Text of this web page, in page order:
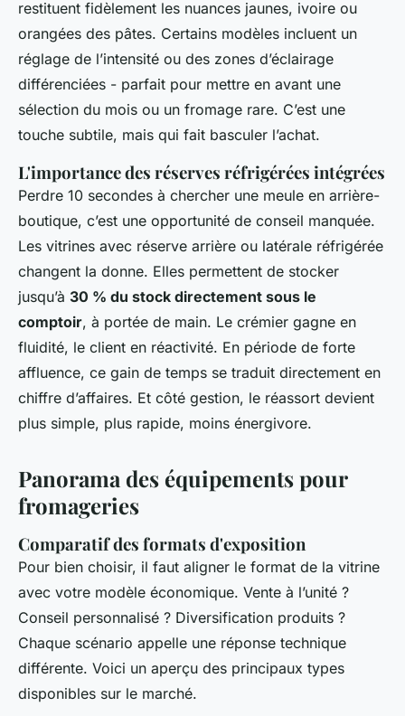
restituent fidèlement les nuances jaunes, ivoire ou
orangées des pâtes. Certains modèles incluent un
réglage de l’intensité ou des zones d’éclairage
différenciées - parfait pour mettre en avant une
sélection du mois ou un fromage rare. C’est une
touche subtile, mais qui fait basculer l’achat.
L'importance des réserves réfrigérées intégrées
Perdre 10 secondes à chercher une meule en arrière-
boutique, c’est une opportunité de conseil manquée.
Les vitrines avec réserve arrière ou latérale réfrigérée
changent la donne. Elles permettent de stocker
jusqu’à 30 % du stock directement sous le
comptoir, à portée de main. Le crémier gagne en
fluidité, le client en réactivité. En période de forte
affluence, ce gain de temps se traduit directement en
chiffre d’affaires. Et côté gestion, le réassort devient
plus simple, plus rapide, moins énergivore.
Panorama des équipements pour
fromageries
Comparatif des formats d'exposition
Pour bien choisir, il faut aligner le format de la vitrine
avec votre modèle économique. Vente à l’unité ?
Conseil personnalisé ? Diversification produits ?
Chaque scénario appelle une réponse technique
différente. Voici un aperçu des principaux types
disponibles sur le marché.